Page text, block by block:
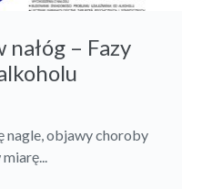
– Fazy
nagle, objawy choroby